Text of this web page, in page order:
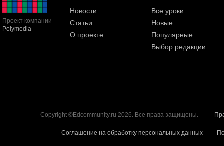
Проект компании
Polymedia
Новости
Статьи
О проекте
Все уроки
Новые
Популярные
Выбор редакции
Copyright ©Edcommunity.ru 2026. Все права защищены.
Соглашение на обработку персональных данных